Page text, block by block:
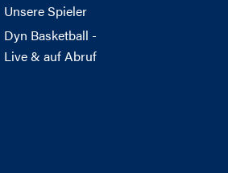
Unsere Spieler
Dyn Basketball -
Live & auf Abruf